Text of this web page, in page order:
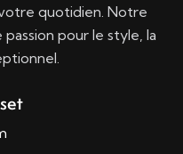
quotidien. Notre
pour le style, la